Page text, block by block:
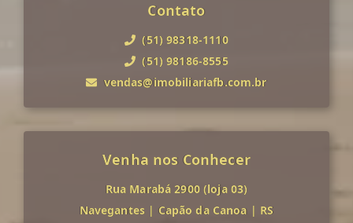
Contato
(51) 98318-1110
(51) 98186-8555
vendas@imobiliariafb.com.br
Venha nos Conhecer
Rua Marabá 2900 (loja 03)
Navegantes | Capão da Canoa | RS